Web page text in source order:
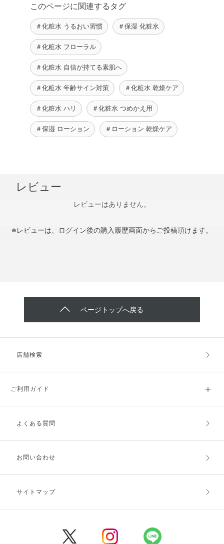
このページに関連するタグ
＃化粧水 うるおい習慣 ＃保湿 化粧水
＃化粧水 フローラル
＃化粧水 自信が持てる素肌へ
＃化粧水 年齢サイン対策 ＃化粧水 乾燥ケア
＃化粧水 ハリ ＃化粧水 つめかえ用
＃保湿 ローション ＃ローション 乾燥ケア
レビュー
レビューはありません。
※レビューは、ログイン後の購入履歴画面からご投稿頂けます。
ページトップへ戻る
店舗検索
ご利用ガイド
ご利用ガイドトップ
お支払方法
キャンセル・返品・交換
よくある質問
お問い合わせ
サイトマップ